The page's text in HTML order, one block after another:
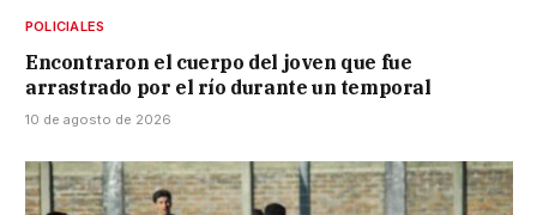
POLICIALES
Encontraron el cuerpo del joven que fue
arrastrado por el río durante un temporal
10 de agosto de 2026